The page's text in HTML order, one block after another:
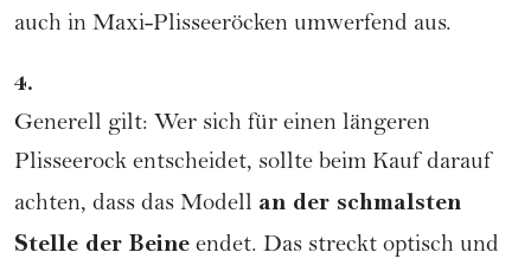
auch in Maxi-Plisseeröcken umwerfend aus.
4.
Generell gilt: Wer sich für einen längeren
Plisseerock entscheidet, sollte beim Kauf darauf
achten, dass das Modell an der schmalsten
Stelle der Beine endet. Das streckt optisch und